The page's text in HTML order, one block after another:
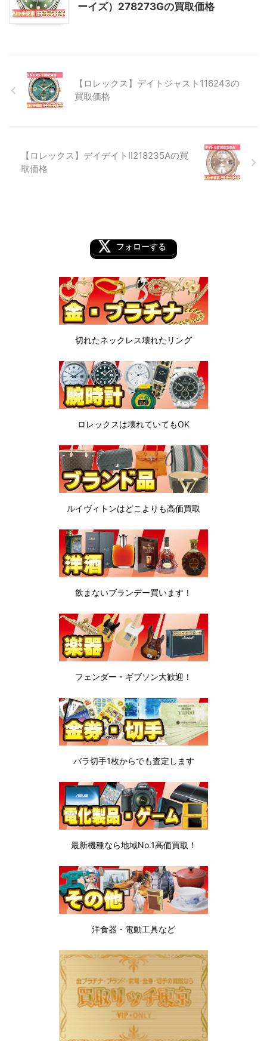
ーイズ）278273Gの買取価格
【ロレックス】デイトジャスト116243の
買取価格
【ロレックス】デイデイトⅡ218235Aの買
取価格
フォローする
切れたネックレス壊れたリング
ロレックスは壊れていてもOK
ルイヴィトンはどこよりも高価買取
飲まないブランデー買います！
フェンダー・ギブソン大歓迎！
バラ切手1枚からでも査定します
最新機種なら地域No.1高価買取！
洋食器・電動工具など